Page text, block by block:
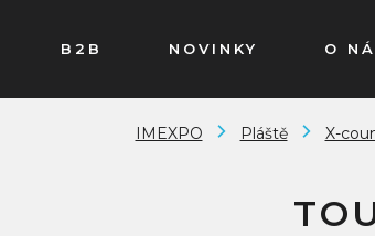
B2B NOVINKY O
IMEXPO Pláště X-